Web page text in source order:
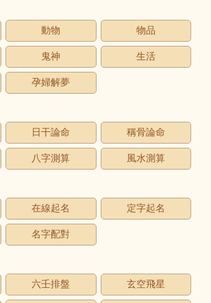
動物 物品
鬼神 生活
孕婦解夢
日干論命 稱骨論命
八字測算 風水測算
在線起名 定字起名
名字配對
六壬排盤 玄空飛星